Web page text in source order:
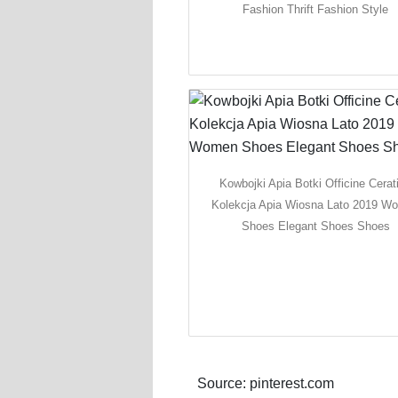
Fashion Thrift Fashion Style
Kowbojki Apia Botki Officine
Kolekcja Apia Wiosna Lato 2019
Shoes Elegant Shoes Shoes
Source: pinterest.com